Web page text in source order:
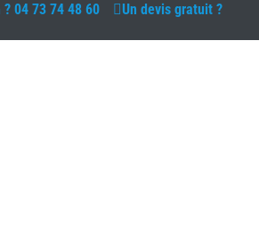
? 04 73 74 48 60 Un devis gratuit ?